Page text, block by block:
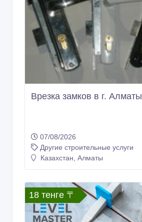
Врезка замков в г. Алматы
07/08/2026
Другие строительные услуги
Казахстан, Алматы
18 тенге 〒